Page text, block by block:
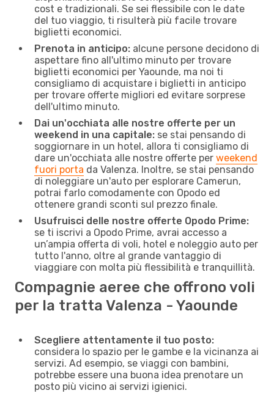
cost e tradizionali. Se sei flessibile con le date
del tuo viaggio, ti risulterà più facile trovare
biglietti economici.
Prenota in anticipo: alcune persone decidono di
aspettare fino all'ultimo minuto per trovare
biglietti economici per Yaounde, ma noi ti
consigliamo di acquistare i biglietti in anticipo
per trovare offerte migliori ed evitare sorprese
dell'ultimo minuto.
Dai un'occhiata alle nostre offerte per un
weekend in una capitale: se stai pensando di
soggiornare in un hotel, allora ti consigliamo di
dare un'occhiata alle nostre offerte per weekend
fuori porta da Valenza. Inoltre, se stai pensando
di noleggiare un'auto per esplorare Camerun,
potrai farlo comodamente con Opodo ed
ottenere grandi sconti sul prezzo finale.
Usufruisci delle nostre offerte Opodo Prime:
se ti iscrivi a Opodo Prime, avrai accesso a
un’ampia offerta di voli, hotel e noleggio auto per
tutto l'anno, oltre al grande vantaggio di
viaggiare con molta più flessibilità e tranquillità.
Compagnie aeree che offrono voli
per la tratta Valenza - Yaounde
Scegliere attentamente il tuo posto:
considera lo spazio per le gambe e la vicinanza ai
servizi. Ad esempio, se viaggi con bambini,
potrebbe essere una buona idea prenotare un
posto più vicino ai servizi igienici.